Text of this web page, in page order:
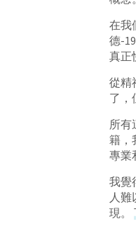
在我
德-
真正
從精
了，
所有
籍，
專業
我覺
人
現。